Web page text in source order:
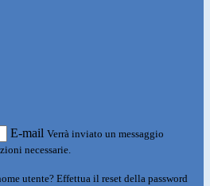
E-mail Verrà inviato un messaggio
necessarie.
utente? Effettua il reset della password